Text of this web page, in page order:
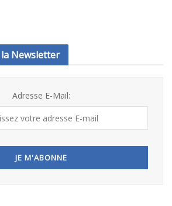
Newsletter
Adresse E-Mail: